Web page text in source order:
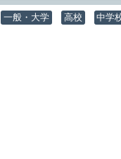
中学
高校
一般・大学